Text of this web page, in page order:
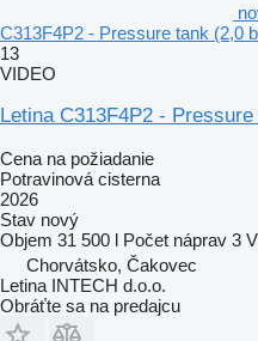
C313F4P2 - Pressure tank (2,0
13
VIDEO
Letina C313F4P2 -
Cena na požiadanie
Potravinová cisterna
2026
Stav nový
Objem 31 500 l Počet náprav 3
Chorvátsko, Čakovec
Letina INTECH d.o.o.
Obráťte sa na predajcu